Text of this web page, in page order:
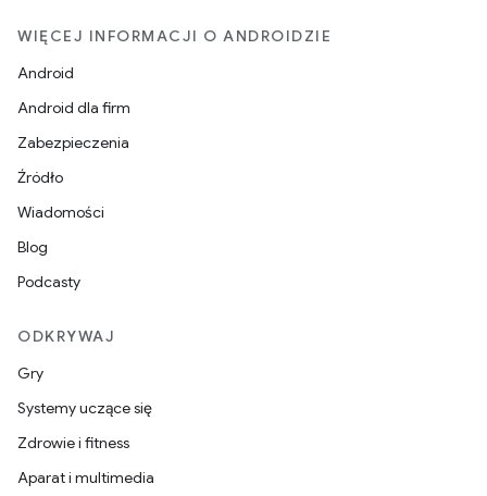
WIĘCEJ INFORMACJI O ANDROIDZIE
Android
Android dla firm
Zabezpieczenia
Źródło
Wiadomości
Blog
Podcasty
ODKRYWAJ
Gry
Systemy uczące się
Zdrowie i fitness
Aparat i multimedia